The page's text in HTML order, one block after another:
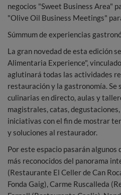
negocios "Sweet Business Area"
"Olive Oil Business Meetings"
Súmmum de experiencias
La gran novedad de esta edición
Alimentaria Experience",
aglutinará todas las actividades
restauración y la gastronomía. Se
culinarias en directo, aulas y
magistrales, catas,
iniciativas con el fin de mostrar
y soluciones al restaurador.
Por este espacio pasarán algunos
más reconocidos del panorama
(Restaurante El Celler de Can
Fonda Gaig), Carme Ruscalleda